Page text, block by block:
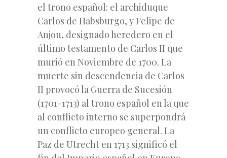
el trono español: el archiduque
Carlos de Habsburgo, y Felipe de
Anjou, designado heredero en el
último testamento de Carlos II que
murió en Noviembre de 1700. La
muerte sin descendencia de Carlos
II provocó la Guerra de Sucesión
(1701-1713) al trono español en la que
al conflicto interno se superpondrá
un conflicto europeo general. La
Paz de Utrecht en 1713 significó el